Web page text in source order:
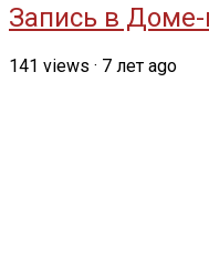
Запись в
141 views · 7 лет ago